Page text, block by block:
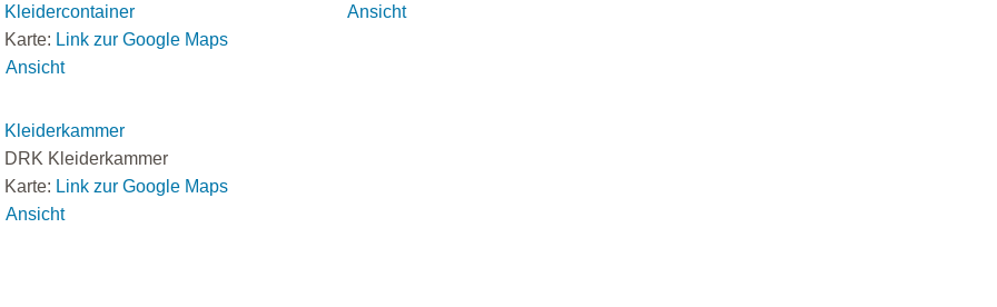
Kleidercontainer
Karte: Link zur Google Maps
Ansicht
Kleiderkammer
DRK Kleiderkammer
Karte: Link zur Google Maps
Ansicht
Ansicht